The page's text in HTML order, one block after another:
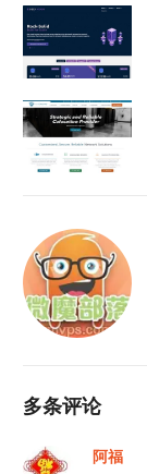
多条评论
阿福